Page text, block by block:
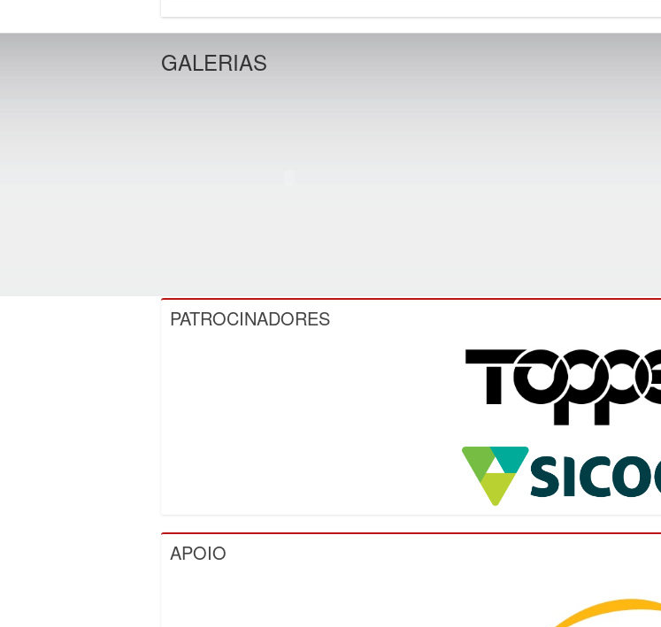
GALERIAS
PATROCINADORES
APOIO